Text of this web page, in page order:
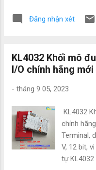
tư vấn và
trí/Tốc
- Kết nối
Nhật Bản.
100A4-
RJ, MR-
MR-J4-
MR-J4-
MR-J4-
10B1,
Đăng nhận xét
KL4032 Khối mô
I/O chính hãng
- tháng 9 05, 2023
KL4032
chính
Terminal,
V, 12 bit,
tự KL4032